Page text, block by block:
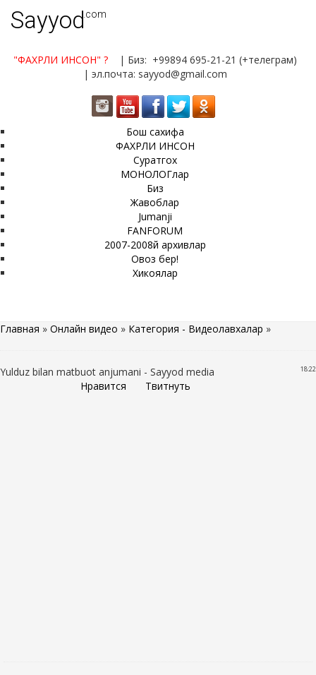
Sayyod.com
"ФАХРЛИ ИНСОН" ?
| Биз: +99894 695-21-21 (+телеграм)
| эл.почта: sayyod@gmail.com
Бош сахифа
ФАХРЛИ ИНСОН
Суратгох
МОНОЛОГлар
Биз
Жавоблар
Jumanji
FANFORUM
2007-2008й архивлар
Овоз бер!
Хикоялар
Главная » Онлайн видео » Категория - Видеолавхалар »
18:22
Yulduz bilan matbuot anjumani - Sayyod media
Нравится
Твитнуть